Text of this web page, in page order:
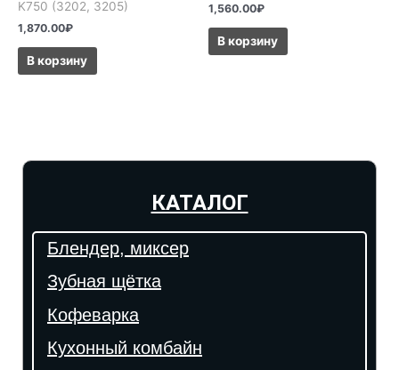
K750 (3202, 3205)
1,870.00₽
В корзину
1,560.00₽
В корзину
КАТАЛОГ
Блендер, миксер
Зубная щётка
Кофеварка
Кухонный комбайн